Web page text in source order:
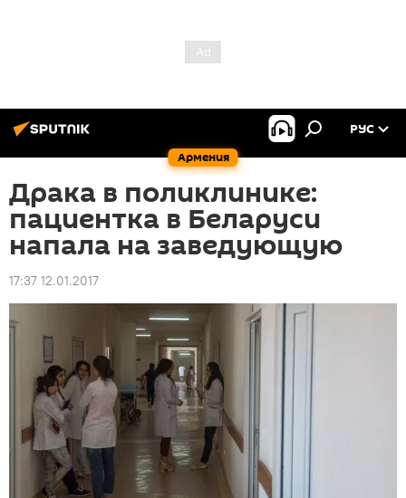
Армения
РУС
Драка в поликлинике:
пациентка в Беларуси
напала на заведующую
17:37 12.01.2017